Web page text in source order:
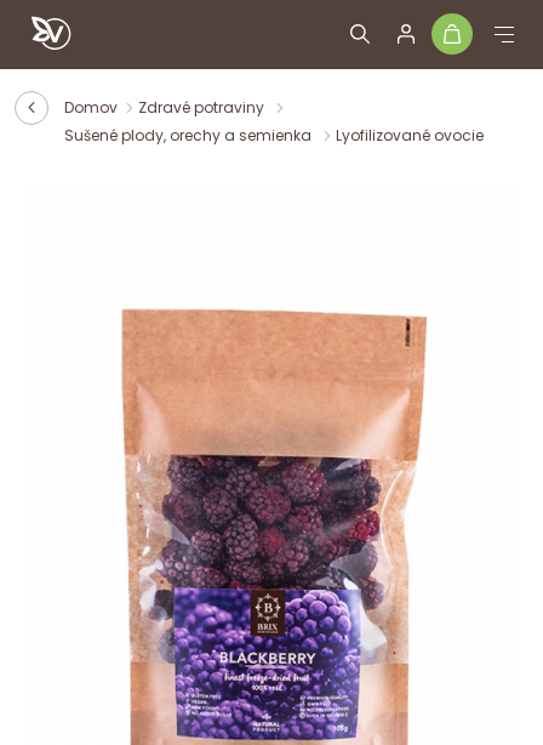
Domov
Zdravé potraviny
Sušené plody, orechy a semienka
Lyofilizované ovocie